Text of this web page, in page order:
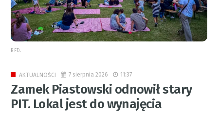
RED.
AKTUALNOŚCI 7 sierpnia 2026 11:37
Zamek Piastowski odnowił stary
PIT. Lokal jest do wynajęcia